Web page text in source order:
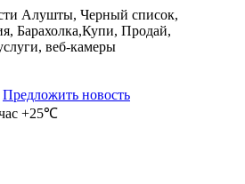
Предложить новость
+25℃